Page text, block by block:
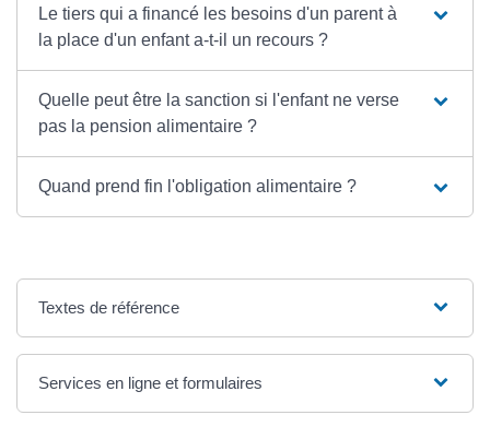
Le tiers qui a financé les besoins d'un parent à
la place d'un enfant a-t-il un recours ?
Quelle peut être la sanction si l'enfant ne verse
pas la pension alimentaire ?
Quand prend fin l'obligation alimentaire ?
Textes de référence
Services en ligne et formulaires